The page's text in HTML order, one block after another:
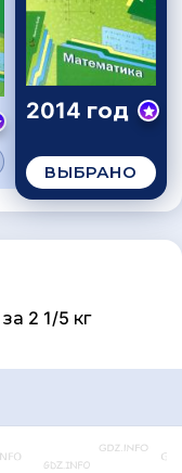
2014 год
ВЫБРАНО
2 1/5 кг